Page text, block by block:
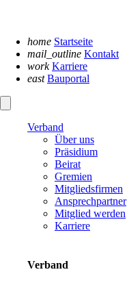
home Startseite
mail_outline Kontakt
work Karriere
east Bauportal
Verband
Über uns
Präsidium
Beirat
Gremien
Mitgliedsfirmen
Ansprechpartner
Mitglied werden
Karriere
Verband